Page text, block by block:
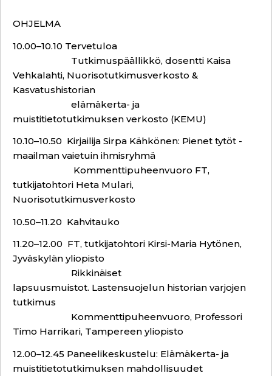
OHJELMA
10.00–10.10 Tervetuloa
Tutkimuspäällikkö, dosentti Kaisa
Vehkalahti, Nuorisotutkimusverkosto &
Kasvatushistorian
elämäkerta- ja
muistitietotutkimuksen verkosto (KEMU)
10.10–10.50 Kirjailija Sirpa Kähkönen: Pienet tytöt -
maailman vaietuin ihmisryhmä
Kommenttipuheenvuoro FT,
tutkijatohtori Heta Mulari,
Nuorisotutkimusverkosto
10.50–11.20 Kahvitauko
11.20–12.00 FT, tutkijatohtori Kirsi-Maria Hytönen,
Jyväskylän yliopisto
Rikkinäiset
lapsuusmuistot. Lastensuojelun historian varjojen
tutkimus
Kommenttipuheenvuoro, Professori
Timo Harrikari, Tampereen yliopisto
12.00–12.45 Paneelikeskustelu: Elämäkerta- ja
muistitietotutkimuksen mahdollisuudet